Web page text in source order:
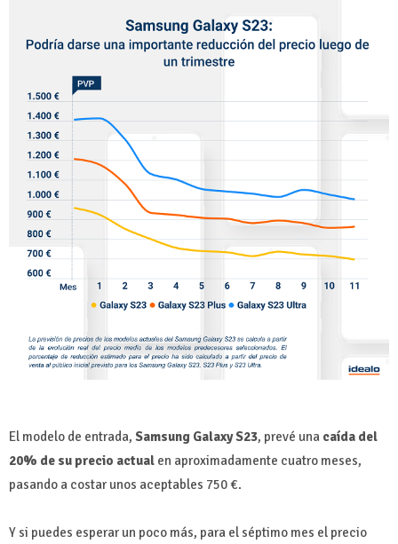
El modelo de entrada, Samsung Galaxy S23, prevé una caída del
20% de su precio actual en aproximadamente cuatro meses,
pasando a costar unos aceptables 750 €.
Y si puedes esperar un poco más, para el séptimo mes el precio